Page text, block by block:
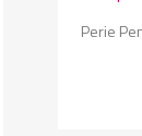

Perie